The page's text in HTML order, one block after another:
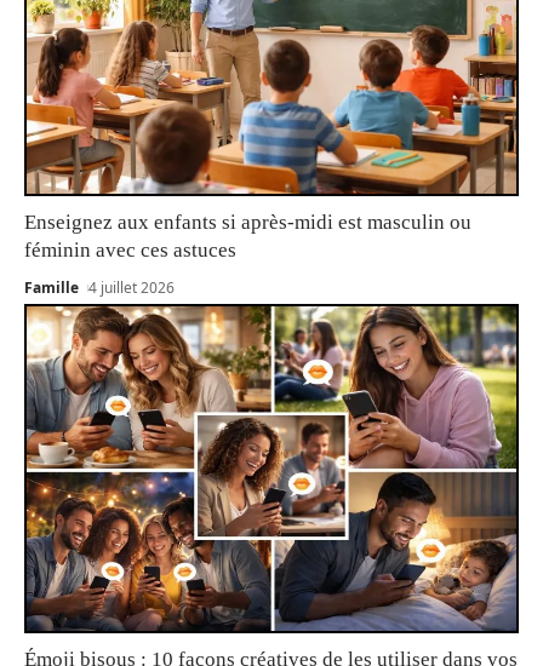
Enseignez aux enfants si après-midi est masculin ou
féminin avec ces astuces
Famille 4 juillet 2026
Émoji bisous : 10 façons créatives de les utiliser dans vos